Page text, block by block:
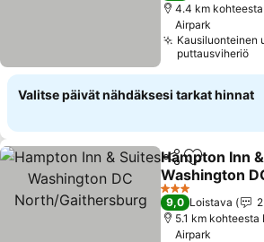
4.4 km
Airpark
Kausiluonteinen
puttausviheriö
Valitse päivät nähdäksesi tarkat hinnat
Jaa Lisää
Hampton Inn
Washington
North/
Katso hinnat
3 Tähtiluokitus
9,0 Loistava
5.1 km
Airpark